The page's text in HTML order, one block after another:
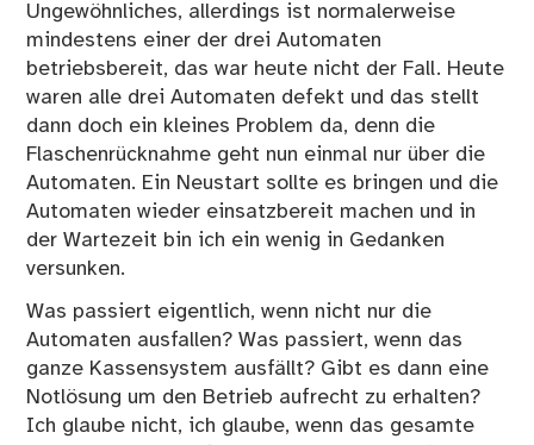
Ungewöhnliches, allerdings ist normalerweise
mindestens einer der drei Automaten
betriebsbereit, das war heute nicht der Fall. Heute
waren alle drei Automaten defekt und das stellt
dann doch ein kleines Problem da, denn die
Flaschenrücknahme geht nun einmal nur über die
Automaten. Ein Neustart sollte es bringen und die
Automaten wieder einsatzbereit machen und in
der Wartezeit bin ich ein wenig in Gedanken
versunken.
Was passiert eigentlich, wenn nicht nur die
Automaten ausfallen? Was passiert, wenn das
ganze Kassensystem ausfällt? Gibt es dann eine
Notlösung um den Betrieb aufrecht zu erhalten?
Ich glaube nicht, ich glaube, wenn das gesamte